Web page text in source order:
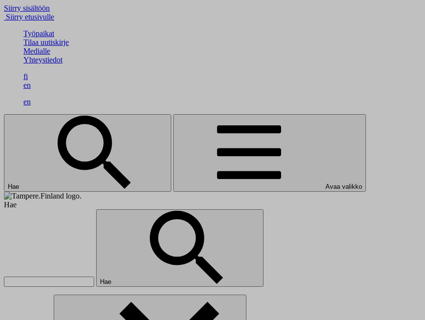
Siirry sisältöön
Siirry etusivulle
Työpaikat
Tilaa uutiskirje
Medialle
Yhteystiedot
fi
en
en
Hae Avaa valikko
Hae
Hae